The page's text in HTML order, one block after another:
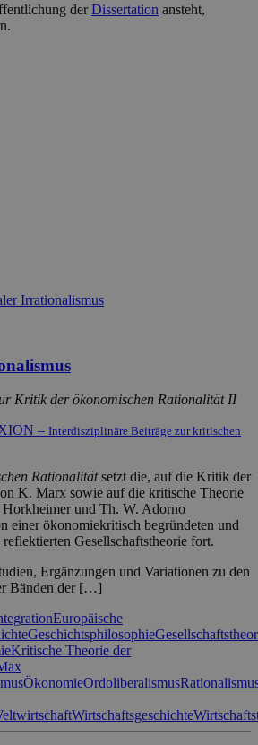
derDissertation ansteht,
Kritik der ökonomischen Rationalität II
– Interdisziplinäre Beiträge zur kritischen
Rationalitätsetzt die, auf die Kritik der
K. Marx sowie auf die kritische Theorie
und Th. W. Adorno
einer ökonomiekritisch begründeten und
Gesellschaftstheorie fort.
Ergänzungen und Variationen zu den
Bänden der […]
Europäische
Geschichtsphilosophie
Kritische Theorie der
ÖkonomieOrdoliberalismus
Wirtschaftsgeschichte